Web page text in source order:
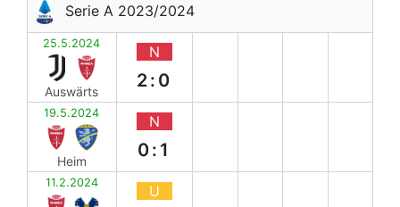
Serie A 2023/2024
25.5.2024
Auswärts
N
2:0
19.5.2024
Heim
N
0:1
11.2.2024 U